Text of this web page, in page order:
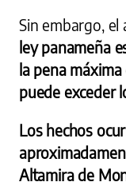
Sin embargo,
ley panameña
la pena
puede exceder
Los hechos
Altamira de